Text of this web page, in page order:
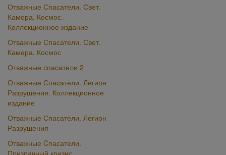
Отважные Спасатели. Свет.
Камера. Космос.
Коллекционное издание
Отважные Спасатели. Свет.
Камера. Космос
Отважные спасатели 2
Отважные Спасатели. Легион
Разрушения. Коллекционное
издание
Отважные Спасатели. Легион
Разрушения
Отважные Cпасатели.